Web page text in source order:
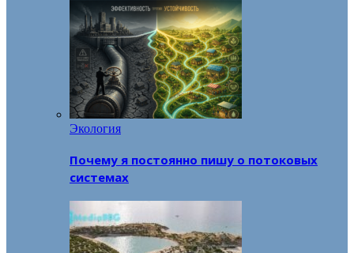
Экология
Почему я постоянно пишу о потоковых
системах